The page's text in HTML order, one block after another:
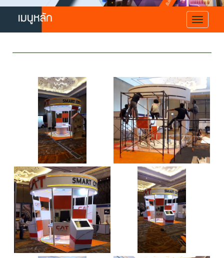
เมนูหลัก